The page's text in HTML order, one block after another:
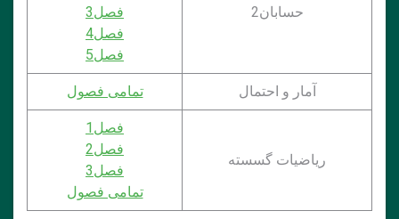
حسابان2
فصل3
فصل4
فصل5
آمار و احتمال تمامی فصول
ریاضیات گسسته
فصل1
فصل2
فصل3
تمامی فصول